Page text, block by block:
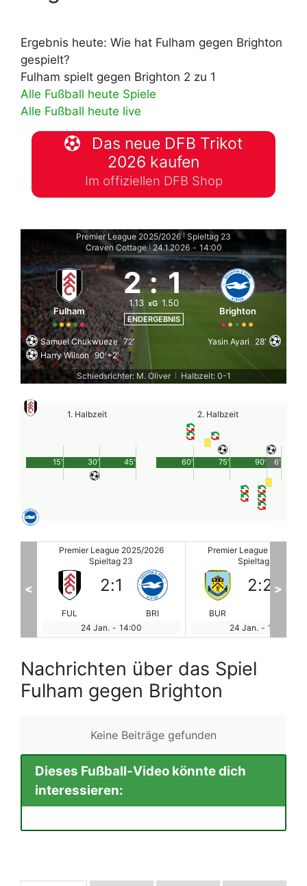
Ergebnis heute: Wie hat Fulham gegen Brighton
gespielt?
Fulham spielt gegen Brighton 2 zu 1
Alle Fußball heute Spiele
Alle Fußball heute live
Das neue DFB Trikot
2026 kaufen
Im offiziellen DFB Shop
Premier League 2025/2026 Spieltag 23
Craven Cottage 24.1.2026 - 14:00
Fulham
2 : 1
1.13 xG 1.50
ENDERGEBNIS
Brighton
Samuel Chukwueze 72'
Harry Wilson 90'+2'
Yasin Ayari 28'
Schiedsrichter: M. Oliver Halbzeit: 0-1
1. Halbzeit
45'
15' 30'
2. Halbzeit
90'
60' 75' 6'
Premier League 2025/2026
Spieltag 23
BUR
2:2
HOT
24 Jan. - 14:00
Premier League 2025/
Spieltag 23
ManCity
2:0
24 Jan. - 14:00
< >
Nachrichten über das Spiel
Fulham gegen Brighton
Keine Beiträge gefunden
Dieses Fußball-Video könnte dich
interessieren: